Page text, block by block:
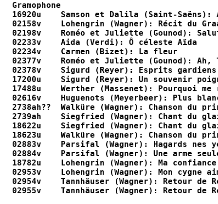
Gramophone
16920u    Samson et Dalila (Saint-
02158v    Lohengrin (Wagner): Récit
02198v    Roméo et Juliette (Gounod):
02233v    Aida (Verdi): Ô céleste
02234v    Carmen (Bizet): La fleur
02377v    Roméo et Juliette
02378v    Sigurd (Reyer): Esprits
17200u    Sigurd (Reyer): Un
17488u    Werther (Massenet):
02616v    Huguenots (Meyerbeer):
2738ah??  Walküre (Wagner):
2739ah    Siegfried (Wagner): Chant
18622u    Siegfried (Wagner): Chant
18623u    Walküre (Wagner): Chanson
02883v    Parsifal (Wagner): Hagards
02884v    Parsifal (Wagner): Une
18782u    Lohengrin (Wagner): Ma
02953v    Lohengrin (Wagner): Mon
02954v    Tannhäuser (Wagner):
02955v    Tannhäuser (Wagner):